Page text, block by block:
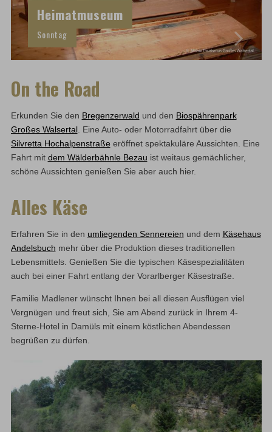
Heimatmuseum
Sonntag
On the Road
Erkunden Sie den Bregenzerwald und den Biospährenpark
Großes Walsertal. Eine Auto- oder Motorradfahrt über die
Silvretta Hochalpenstraße eröffnet spektakuläre Aussichten. Eine
Fahrt mit dem Wälderbähnle Bezau ist weitaus gemächlicher,
schöne Aussichten genießen Sie aber auch hier.
Alles Käse
Erfahren Sie in den umliegenden Sennereien und dem Käsehaus
Andelsbuch mehr über die Produktion dieses traditionellen
Lebensmittels. Genießen Sie die typischen Käsespezialitäten
auch bei einer Fahrt entlang der Vorarlberger Käsestraße.
Familie Madlener wünscht Ihnen bei all diesen Ausflügen viel
Vergnügen und freut sich, Sie am Abend zurück in Ihrem 4-
Sterne-Hotel in Damüls mit einem köstlichen Abendessen
begrüßen zu dürfen.